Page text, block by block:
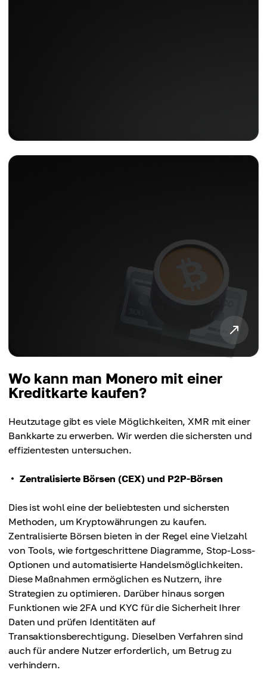
Wo kann man Monero mit einer
Kreditkarte kaufen?
Heutzutage gibt es viele Möglichkeiten, XMR mit einer
Bankkarte zu erwerben. Wir werden die sichersten und
effizientesten untersuchen.
Zentralisierte Börsen (CEX) und P2P-Börsen
Dies ist wohl eine der beliebtesten und sichersten
Methoden, um Kryptowährungen zu kaufen.
Zentralisierte Börsen bieten in der Regel eine Vielzahl
von Tools, wie fortgeschrittene Diagramme, Stop-Loss-
Optionen und automatisierte Handelsmöglichkeiten.
Diese Maßnahmen ermöglichen es Nutzern, ihre
Strategien zu optimieren. Darüber hinaus sorgen
Funktionen wie 2FA und KYC für die Sicherheit Ihrer
Daten und prüfen Identitäten auf
Transaktionsberechtigung. Dieselben Verfahren sind
auch für andere Nutzer erforderlich, um Betrug zu
verhindern.